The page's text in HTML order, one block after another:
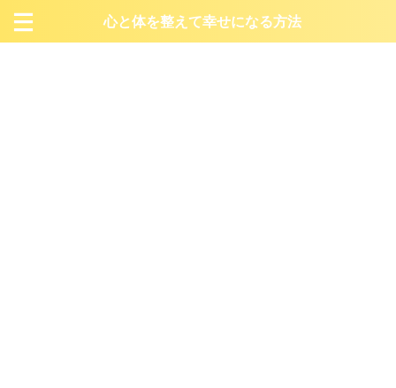
心と体を整えて幸せになる方法